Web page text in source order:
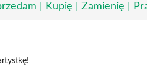
| Kupię | Zamienię |